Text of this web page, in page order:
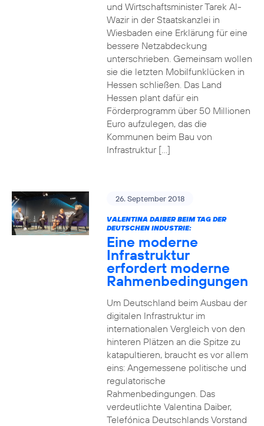
und Wirtschaftsminister Tarek Al-
Wazir in der Staatskanzlei in
Wiesbaden eine Erklärung für eine
bessere Netzabdeckung
unterschrieben. Gemeinsam wollen
sie die letzten Mobilfunklücken in
Hessen schließen. Das Land
Hessen plant dafür ein
Förderprogramm über 50 Millionen
Euro aufzulegen, das die
Kommunen beim Bau von
Infrastruktur […]
26. September 2018
VALENTINA DAIBER BEIM TAG DER
DEUTSCHEN INDUSTRIE:
Eine moderne
Infrastruktur
erfordert moderne
Rahmenbedingungen
Um Deutschland beim Ausbau der
digitalen Infrastruktur im
internationalen Vergleich von den
hinteren Plätzen an die Spitze zu
katapultieren, braucht es vor allem
eins: Angemessene politische und
regulatorische
Rahmenbedingungen. Das
verdeutlichte Valentina Daiber,
Telefónica Deutschlands Vorstand